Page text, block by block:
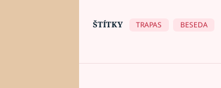
ŠTÍTKY TRAPAS BESEDA